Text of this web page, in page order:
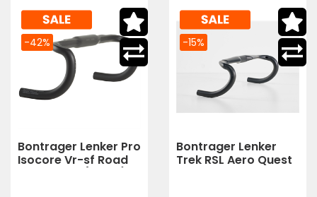
Bontrager Lenker Pro
Isocore Vr-sf Road
-42%
Bontrager Lenker
Trek RSL Aero Quest
-15%